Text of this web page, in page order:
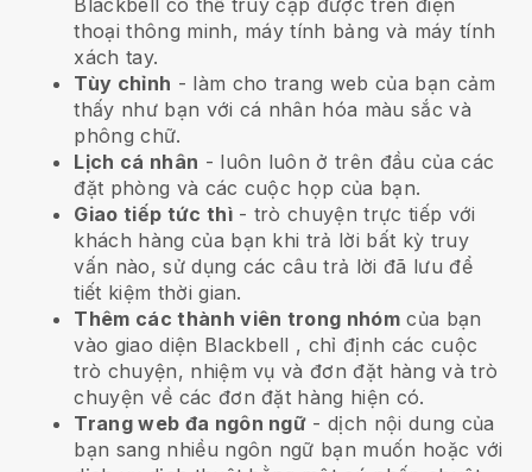
Blackbell
có thể truy cập được trên điện
thoại thông minh, máy tính bảng và máy tính
xách tay.
Tùy chỉnh - làm cho trang web của bạn cảm
thấy như bạn với cá nhân hóa màu sắc và
phông chữ.
Lịch cá nhân - luôn luôn ở trên đầu của các
đặt phòng và các cuộc họp của bạn.
Giao tiếp tức thì- trò chuyện trực tiếp với
khách hàng của bạn khi trả lời bất kỳ truy
vấn nào, sử dụng các câu trả lời đã lưu để
tiết kiệm thời gian.
Thêm các thành viên trong nhóm của bạn
vào giao diện Blackbell , chỉ định các cuộc
trò chuyện, nhiệm vụ và đơn đặt hàng và trò
chuyện về các đơn đặt hàng hiện có.
Trang web đa ngôn ngữ - dịch nội dung của
bạn sang nhiều ngôn ngữ bạn muốn hoặc với